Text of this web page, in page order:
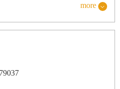
就是《聖經》。姑且不論不同
神、是道德教化的導師、是末
），或者如何理解《聖經》的
進天國之道、施捨淑世才是真
救、水洗入浸方得永生、信心
more